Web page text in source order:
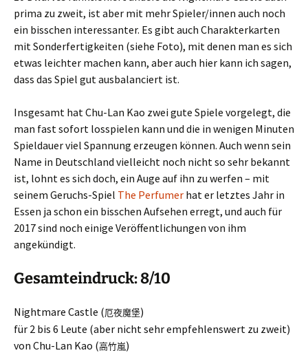
prima zu zweit, ist aber mit mehr Spieler/innen auch noch
ein bisschen interessanter. Es gibt auch Charakterkarten
mit Sonderfertigkeiten (siehe Foto), mit denen man es sich
etwas leichter machen kann, aber auch hier kann ich sagen,
dass das Spiel gut ausbalanciert ist.
Insgesamt hat Chu-Lan Kao zwei gute Spiele vorgelegt, die
man fast sofort losspielen kann und die in wenigen Minuten
Spieldauer viel Spannung erzeugen können. Auch wenn sein
Name in Deutschland vielleicht noch nicht so sehr bekannt
ist, lohnt es sich doch, ein Auge auf ihn zu werfen – mit
seinem Geruchs-Spiel The Perfumer hat er letztes Jahr in
Essen ja schon ein bisschen Aufsehen erregt, und auch für
2017 sind noch einige Veröffentlichungen von ihm
angekündigt.
Gesamteindruck: 8/10
Nightmare Castle (厄夜魔堡)
für 2 bis 6 Leute (aber nicht sehr empfehlenswert zu zweit)
von Chu-Lan Kao (高竹嵐)